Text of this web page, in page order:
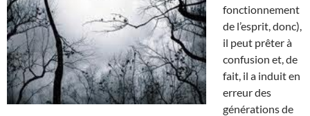
fonctionnement
de l’esprit, donc),
il peut prêter à
confusion et, de
fait, il a induit en
erreur des
générations de